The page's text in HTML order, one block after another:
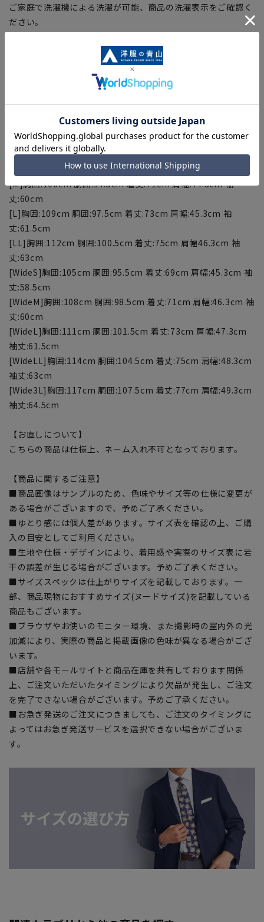
ご家庭で洗濯機による洗濯が可能、商品の洗濯表示をご確認く
ださい。
タテヨコ2方向にのびる着心地快適なストレッチ生地。
生地特性でシワになりにくい。
【サイズスペック】
[S]胸囲:103cm 胴囲:91.5cm 着丈:69cm 肩幅:43.3cm 袖
[M]胸囲:106cm 胴囲:94.5cm 着丈:71cm 肩幅:44.3cm 袖
丈:60cm
[L]胸囲:109cm 胴囲:97.5cm 着丈:73cm 肩幅:45.3cm 袖
丈:61.5cm
[LL]胸囲:112cm 胴囲:100.5cm 着丈:75cm 肩幅46.3cm 袖
丈:63cm
[WideS]胸囲:105cm 胴囲:95.5cm 着丈:69cm 肩幅:45.3cm 袖
丈:58.5cm
[WideM]胸囲:108cm 胴囲:98.5cm 着丈:71cm 肩幅:46.3cm 袖
丈:60cm
[WideL]胸囲:111cm 胴囲:101.5cm 着丈:73cm 肩幅:47.3cm
袖丈:61.5cm
[WideLL]胸囲:114cm 胴囲:104.5cm 着丈:75cm 肩幅:48.3cm
袖丈:63cm
[Wide3L]胸囲:117cm 胴囲:107.5cm 着丈:77cm 肩幅:49.3cm
袖丈:64.5cm
【お直しについて】
こちらの商品は仕様上、ネーム入れ不可となっております。
【商品に関するご注意】
■商品画像はサンプルのため、色味やサイズ等の仕様に変更が
ある場合がございますので、予めご了承ください。
■ゆとり感には個人差があります。サイズ表を確認の上、ご購
入の目安としてご利用ください。
■生地や仕様・デザインにより、着用感や実際のサイズ表に若
干の誤差が生じる場合がございます。予めご了承ください。
■サイズスペックは仕上がりサイズを記載しております。一
部、商品現物におすすめサイズ(ヌードサイズ)を記載している
商品もございます。
■ブラウザやお使いのモニター環境、また撮影時の室内外の光
加減により、実際の商品と掲載画像の色味が異なる場合がござ
います。
■店舗や各モールサイトと商品在庫を共有しております関係
上、ご注文いただいたタイミングにより欠品が発生し、ご注文
を完了できない場合がございます。予めご了承ください。
■お急ぎ発送のご注文につきましても、ご注文のタイミングに
よってはお急ぎ発送サービスを選択できない場合がございま
す。